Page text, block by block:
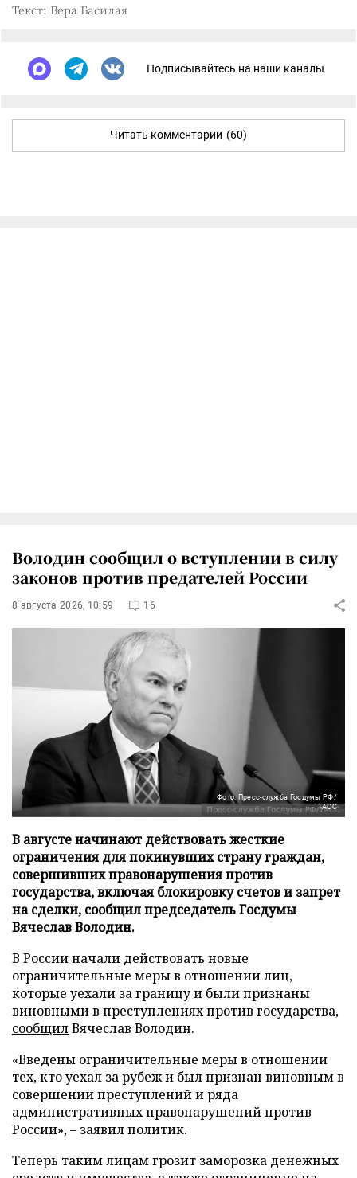
Текст: Вера Басилая
Подписывайтесь на наши каналы
Читать комментарии (60)
Володин сообщил о вступлении в силу
законов против предателей России
8 августа 2026, 10:59 16
Фото: Пресс-служба Госдумы РФ/
ТАСС
В августе начинают действовать жесткие
ограничения для покинувших страну граждан,
совершивших правонарушения против
государства, включая блокировку счетов и запрет
на сделки, сообщил председатель Госдумы
Вячеслав Володин.
В России начали действовать новые
ограничительные меры в отношении лиц,
которые уехали за границу и были признаны
виновными в преступлениях против государства,
сообщилВячеслав Володин.
«Введены ограничительные меры в отношении
тех, кто уехал за рубеж и был признан виновным в
совершении преступлений и ряда
административных правонарушений против
России», – заявил политик.
Теперь таким лицам грозит заморозка денежных